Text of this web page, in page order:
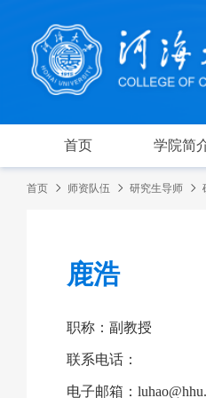
首页 学院简
首页 师资队伍 研究生导师
鹿浩
职称：副教授
联系电话：
电子邮箱：